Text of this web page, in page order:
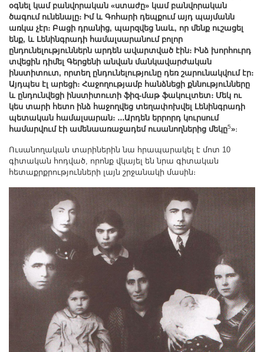
օգնել կամ բանվորական «ստաժը» կամ բանվորական
ծագում ունենալը։ Իմ և Գոհարի դեպքում այդ պայմանն
առկա չէր։ Բացի դրանից, պարզվեց նաև, որ մենք ուշացել
ենք, և Լենինգրադի համալսարանում բոլոր
ընդունելություններն արդեն ավարտված էին։ Ինձ խորհուրդ
տվեցին դիմել Գերցենի անվան մանկավարժական
ինստիտուտ, որտեղ ընդունելությունը դեռ շարունակվում էր։
Այդպես էլ արեցի։ Հաջողությամբ հանձնեցի քննությունները
և ընդունվեցի ինստիտուտի ֆիզ-մաթ ֆակուլտետ։ Մեկ ու
կես տարի հետո ինձ հաջողվեց տեղափոխվել Լենինգրադի
պետական համալսարան։ ․․․Արդեն երրորդ կուրսում
համարվում էի ամենաառաջադեմ ուսանողներից մեկը5»։
Ուսանողական տարիներին նա հրապարակել է մոտ 10
գիտական հոդված, որոնք վկայել են նրա գիտական
հետաքրքրությունների լայն շրջանակի մասին։